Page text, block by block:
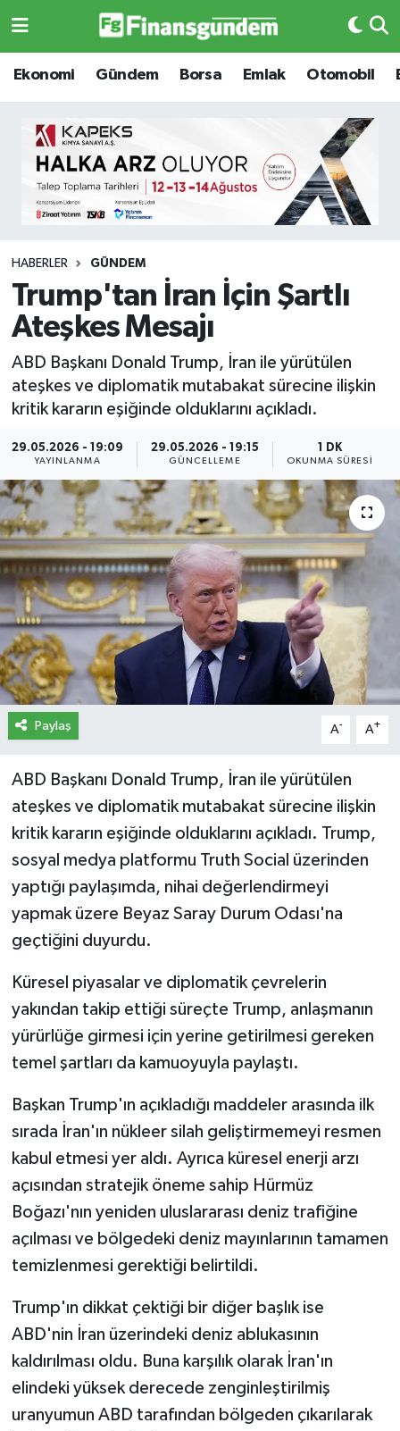
Ekonomi Gündem Borsa Emlak Otomobil
HABERLER GÜNDEM
Trump'tan İran İçin Şartlı
Ateşkes Mesajı
ABD Başkanı Donald Trump, İran ile yürütülen
ateşkes ve diplomatik mutabakat sürecine ilişkin
kritik kararın eşiğinde olduklarını açıkladı.
29.05.2026 - 19:09
YAYINLANMA
29.05.2026 - 19:15
GÜNCELLEME
1 DK
OKUNMA SÜRESI
Paylaş A- A+
ABD Başkanı Donald Trump, İran ile yürütülen
ateşkes ve diplomatik mutabakat sürecine ilişkin
kritik kararın eşiğinde olduklarını açıkladı. Trump,
sosyal medya platformu Truth Social üzerinden
yaptığı paylaşımda, nihai değerlendirmeyi
yapmak üzere Beyaz Saray Durum Odası'na
geçtiğini duyurdu.
Küresel piyasalar ve diplomatik çevrelerin
yakından takip ettiği süreçte Trump, anlaşmanın
yürürlüğe girmesi için yerine getirilmesi gereken
temel şartları da kamuoyuyla paylaştı.
Başkan Trump'ın açıkladığı maddeler arasında ilk
sırada İran'ın nükleer silah geliştirmemeyi resmen
kabul etmesi yer aldı. Ayrıca küresel enerji arzı
açısından stratejik öneme sahip Hürmüz
Boğazı'nın yeniden uluslararası deniz trafiğine
açılması ve bölgedeki deniz mayınlarının tamamen
temizlenmesi gerektiği belirtildi.
Trump'ın dikkat çektiği bir diğer başlık ise
ABD'nin İran üzerindeki deniz ablukasının
kaldırılması oldu. Buna karşılık olarak İran'ın
elindeki yüksek derecede zenginleştirilmiş
uranyumun ABD tarafından bölgeden çıkarılarak
Ekonomi
Borsa
Emlak
Otomobil
Gizlilik Sözleşmesi
Hakkımızda
Künye
Yasal Uyarı
Ekonomi
Borsa
Emlak
Emtia
BITCOIN
Yapay Zeka